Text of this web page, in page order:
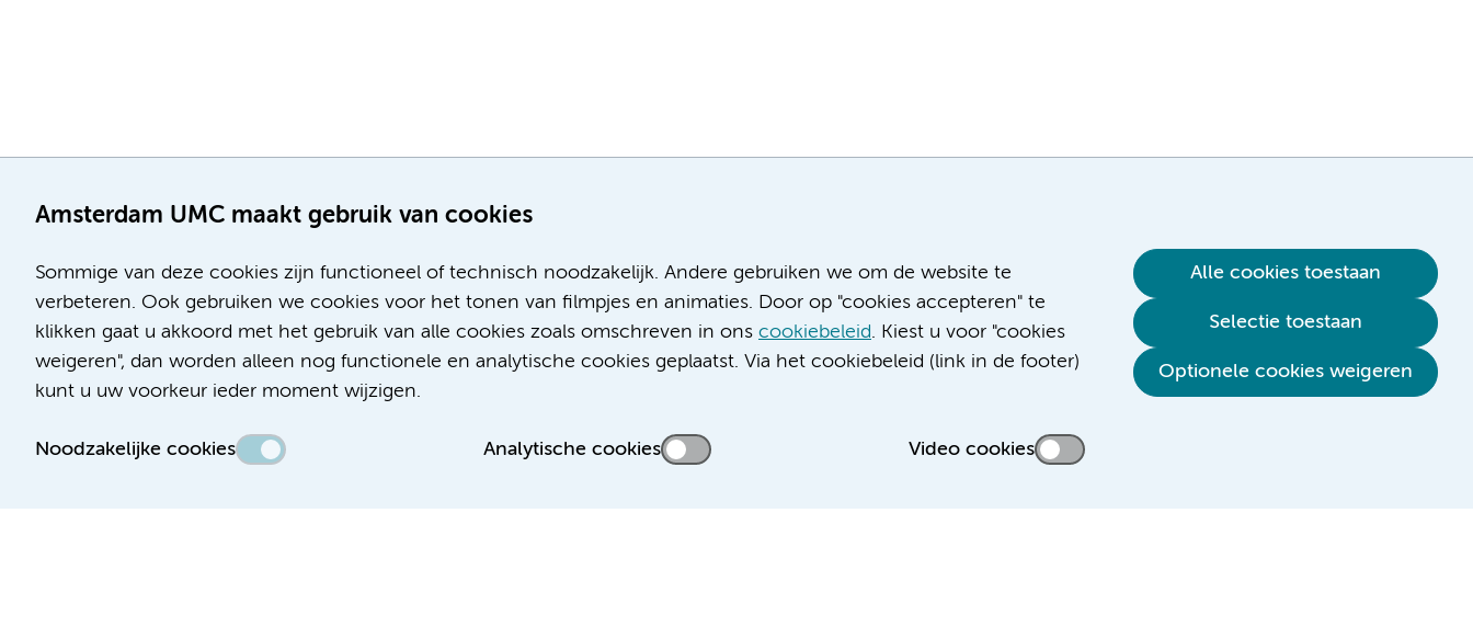
Amsterdam UMC maakt gebruik van cookies
Sommige van deze cookies zijn functioneel of technisch noodzakelijk. Andere gebruiken we om de website te
verbeteren. Ook gebruiken we cookies voor het tonen van filmpjes en animaties. Door op "cookies accepteren" te
klikken gaat u akkoord met het gebruik van alle cookies zoals omschreven in ons cookiebeleid. Kiest u voor "cookies
weigeren", dan worden alleen nog functionele en analytische cookies geplaatst. Via het cookiebeleid (link in de footer)
kunt u uw voorkeur ieder moment wijzigen.
Noodzakelijke cookies Analytische cookies Video cookies
Alle cookies toestaan
Selectie toestaan
Optionele cookies weigeren
Meibergdreef 9
1105 AZ Amsterdam
Telefoon:
De Boelelaan 1117
1081 HV Amsterdam
Telefoon:
Nieuws
Verwijzen & diagnostiek